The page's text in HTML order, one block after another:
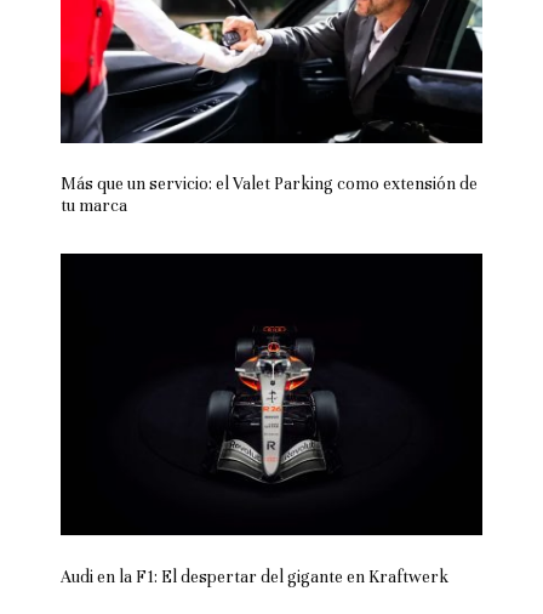
Más que un servicio: el Valet Parking como extensión de
tu marca
Audi en la F1: El despertar del gigante en Kraftwerk